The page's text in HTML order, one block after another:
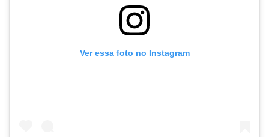
Ver essa foto no Instagram